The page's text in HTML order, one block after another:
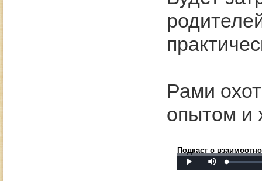
Рами
опытом и
Подкаст о
Play
Mute
Loaded:
0%
Progress: